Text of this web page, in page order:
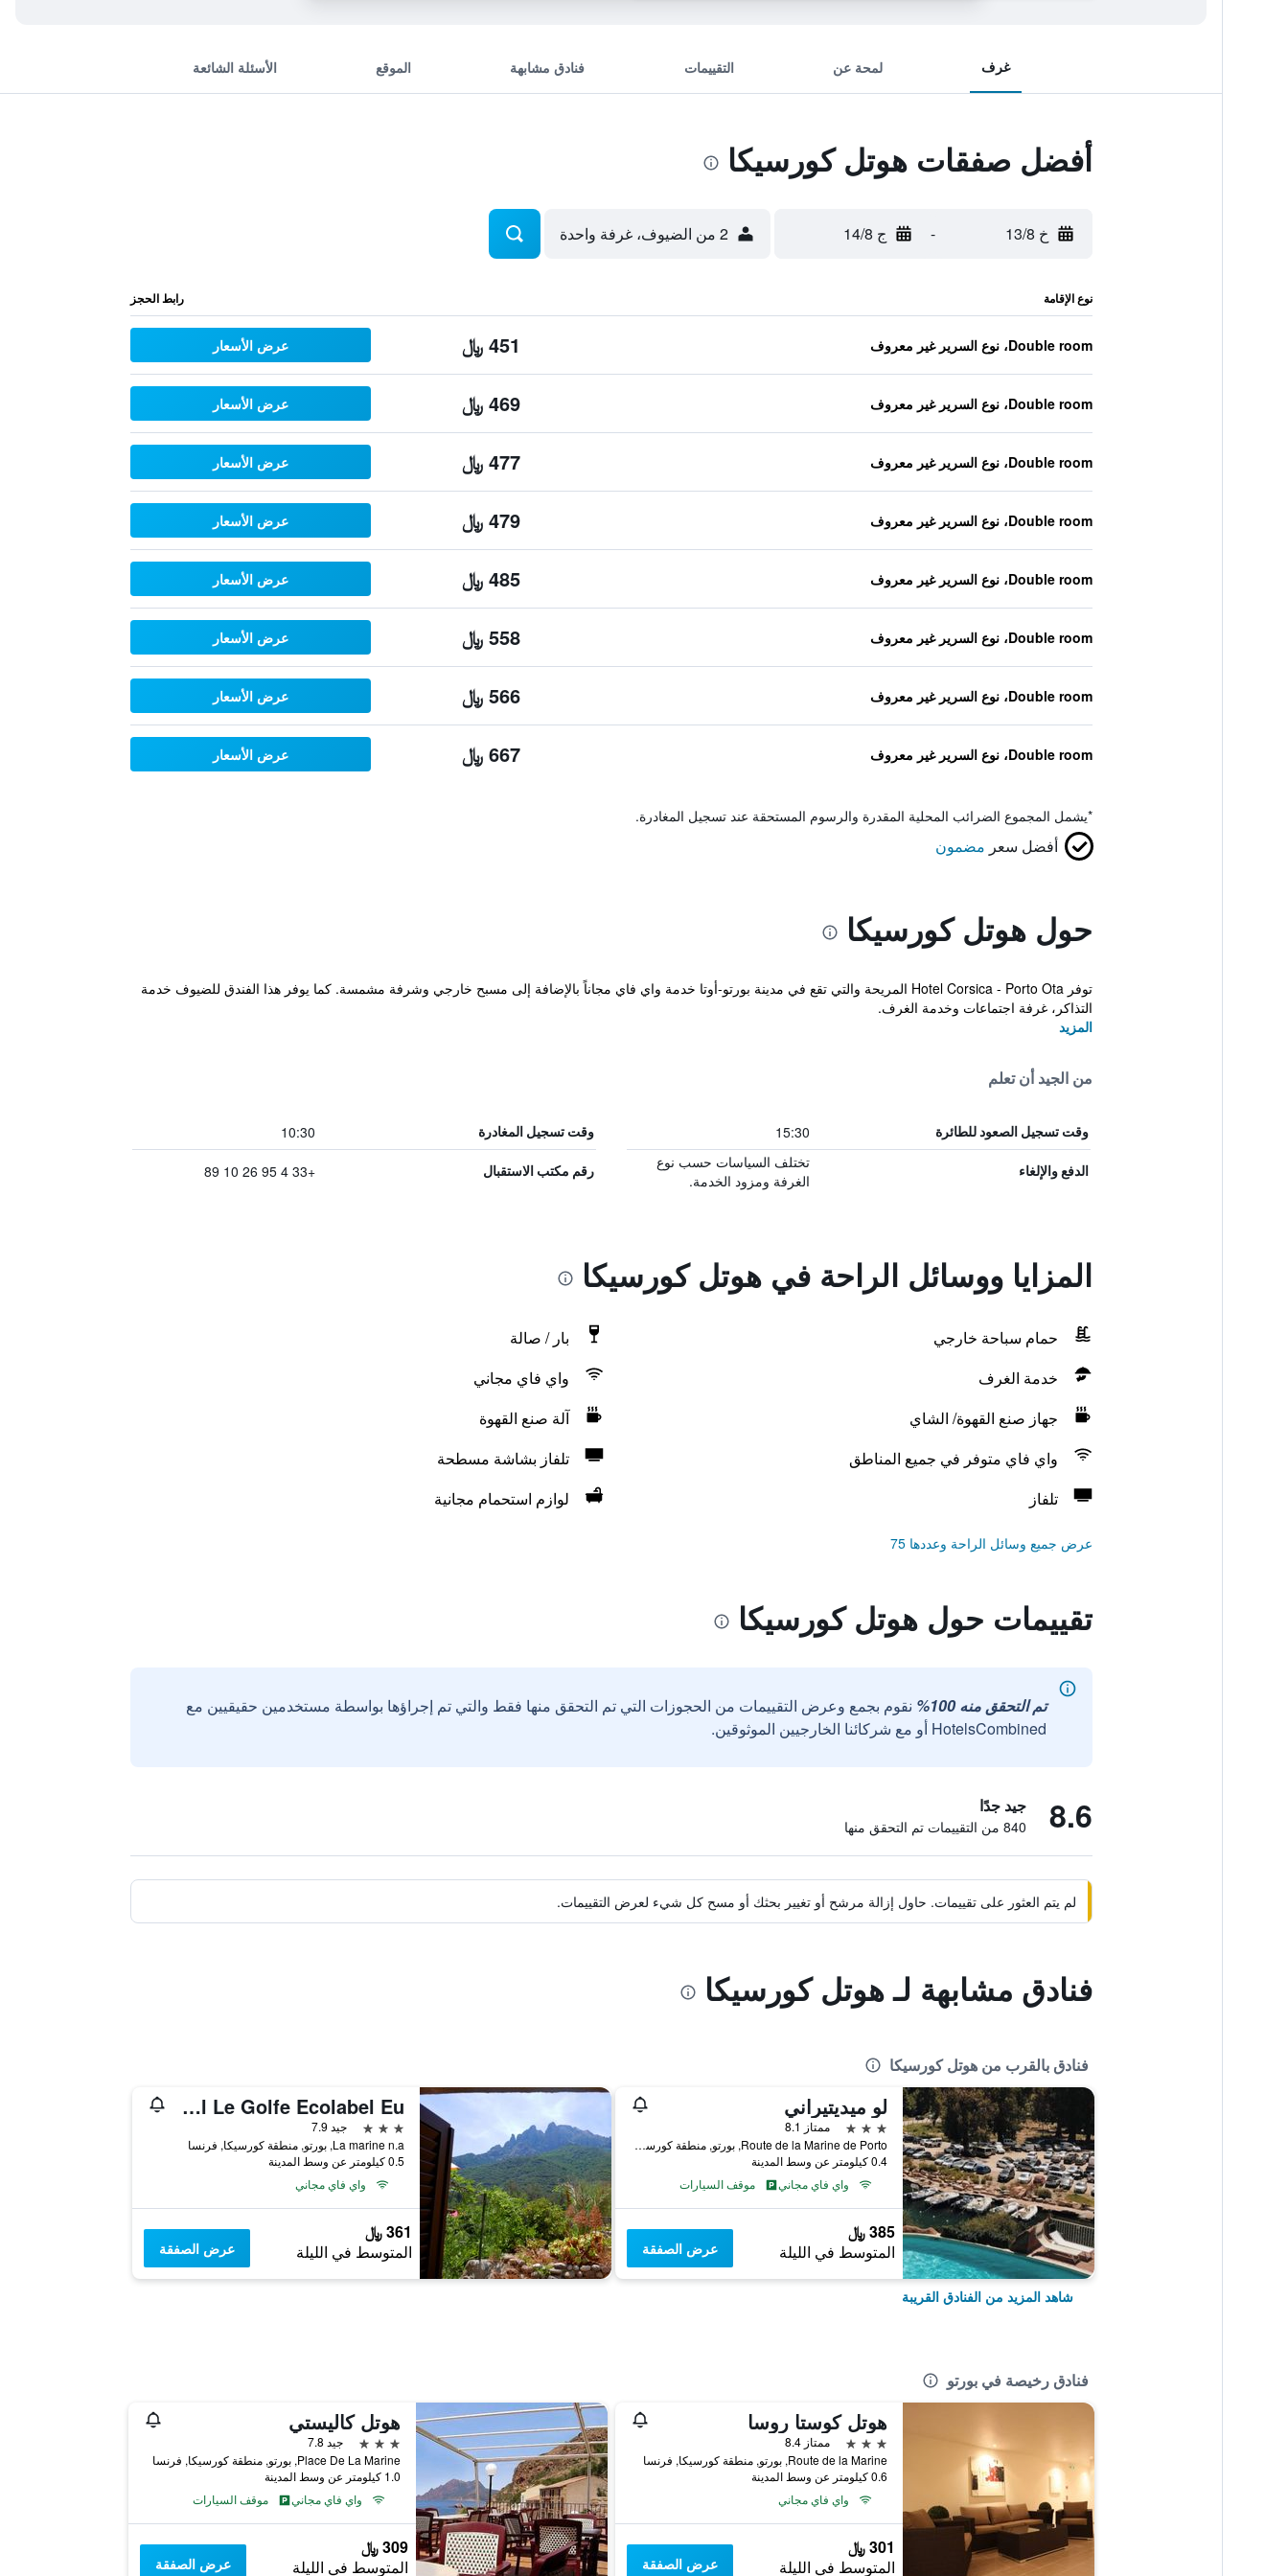
غرف لمحة عن التقييمات فنادق مشابهة الموقع الأسئلة الشائعة
أفضل صفقات هوتل كورسيكا
خ 13/8 - ج 14/8 2 من الضيوف، غرفة واحدة
نوع الإقامة رابط الحجز
Double room، نوع السرير غير معروف 451 ﷼ عرض الأسعار
Double room، نوع السرير غير معروف 469 ﷼ عرض الأسعار
Double room، نوع السرير غير معروف 477 ﷼ عرض الأسعار
Double room، نوع السرير غير معروف 479 ﷼ عرض الأسعار
Double room، نوع السرير غير معروف 485 ﷼ عرض الأسعار
Double room، نوع السرير غير معروف 558 ﷼ عرض الأسعار
Double room، نوع السرير غير معروف 566 ﷼ عرض الأسعار
Double room، نوع السرير غير معروف 667 ﷼ عرض الأسعار
*يشمل المجموع الضرائب المحلية المقدرة والرسوم المستحقة عند تسجيل المغادرة.
أفضل سعر مضمون
حول هوتل كورسيكا
توفر Hotel Corsica - Porto Ota المريحة والتي تقع في مدينة بورتو-أوتا خدمة واي فاي مجاناً بالإضافة إلى مسبح خارجي وشرفة مشمسة. كما يوفر هذا الفندق للضيوف خدمة
التذاكر، غرفة اجتماعات وخدمة الغرف.
المزيد
من الجيد أن تعلم
وقت تسجيل الصعود للطائرة 15:30 وقت تسجيل المغادرة 10:30
الدفع والإلغاء
تختلف السياسات حسب نوع
الغرفة ومزود الخدمة.
رقم مكتب الاستقبال +33 4 95 26 10 89
المزايا ووسائل الراحة في هوتل كورسيكا
حمام سباحة خارجي
بار / صالة
خدمة الغرف
واي فاي مجاني
جهاز صنع القهوة/ الشاي
آلة صنع القهوة
واي فاي متوفر في جميع المناطق
تلفاز بشاشة مسطحة
تلفاز
لوازم استحمام مجانية
عرض جميع وسائل الراحة وعددها 75
تقييمات حول هوتل كورسيكا
تم التحقق منه 100%
نقوم بجمع وعرض التقييمات من الحجوزات التي تم التحقق منها فقط والتي تم إجراؤها بواسطة مستخدمين حقيقيين مع
HotelsCombined أو مع شركائنا الخارجيين الموثوقين.
8.6 جيد جدًا
840 من التقييمات تم التحقق منها
لم يتم العثور على تقييمات. حاول إزالة مرشح أو تغيير بحثك أو مسح كل شيء لعرض التقييمات.
فنادق مشابهة لـ هوتل كورسيكا
فنادق بالقرب من هوتل كورسيكا
لو ميديتيراني
3 نجوم
ممتاز 8.1
Route de la Marine de Porto, بورتو, منطقة كورسيكا, فرنسا
0.4 كيلومتر عن وسط المدينة
واي فاي مجاني
موقف السيارات
385 ﷼
المتوسط في الليلة عرض الصفقة
Hôtel Le Golfe Ecolabel Eu
3 نجوم
جيد 7.9
La marine n.a, بورتو, منطقة كورسيكا, فرنسا
0.5 كيلومتر عن وسط المدينة
واي فاي مجاني
361 ﷼
المتوسط في الليلة عرض الصفقة
شاهد المزيد من الفنادق القريبة
فنادق رخيصة في بورتو
هوتل كوستا روسا
3 نجوم
ممتاز 8.4
Route de la Marine, بورتو, منطقة كورسيكا, فرنسا
0.6 كيلومتر عن وسط المدينة
واي فاي مجاني
301 ﷼
المتوسط في الليلة عرض الصفقة
هوتل كاليستي
3 نجوم
جيد 7.8
Place De La Marine, بورتو, منطقة كورسيكا, فرنسا
1.0 كيلومتر عن وسط المدينة
واي فاي مجاني
موقف السيارات
309 ﷼
المتوسط في الليلة عرض الصفقة